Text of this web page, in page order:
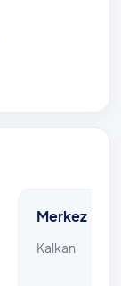
Merkez
Kalkan